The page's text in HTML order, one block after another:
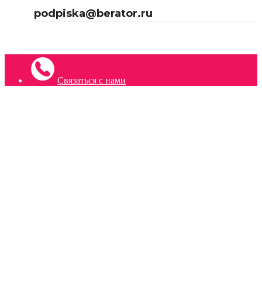
podpiska@berator.ru
Связаться с нами